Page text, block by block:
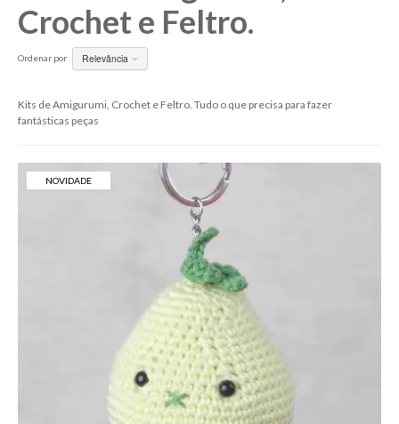
Crochet e Feltro.
Ordenar por Relevância
Kits de Amigurumi, Crochet e Feltro. Tudo o que precisa para fazer
fantásticas peças
NOVIDADE